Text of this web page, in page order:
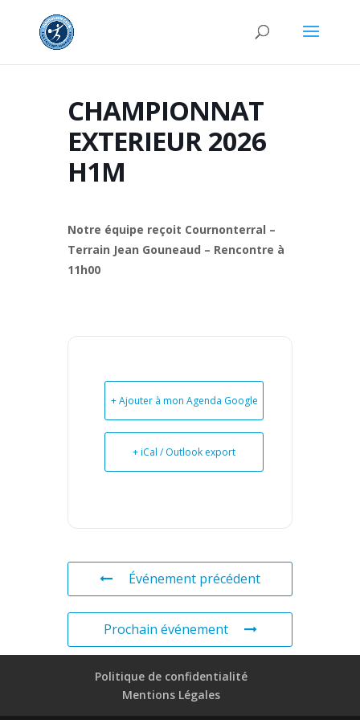
CHAMPIONNAT
EXTERIEUR 2026
H1M
Notre équipe reçoit Cournonterral –
Terrain Jean Gouneaud – Rencontre à
11h00
+ Ajouter à mon Agenda Google
+ iCal / Outlook export
Événement précédent
Prochain événement
Politique de confidentialité
Mentions Légales